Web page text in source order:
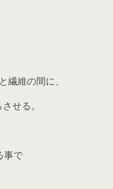
繊維の間に、
せる。
事で